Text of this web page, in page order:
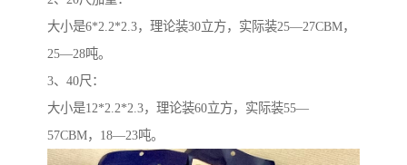
大小是6*2.2*2.3，理论装30立方，实际装25—27CBM，
25—28吨。
3、40尺：
大小是12*2.2*2.3，理论装60立方，实际装55—
57CBM，18—23吨。